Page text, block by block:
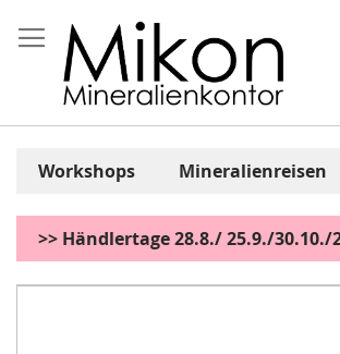
Inhalt
springen
Workshops Mineralienreisen
>> Händlertage 28.8./ 25.9./30.10./
Zum